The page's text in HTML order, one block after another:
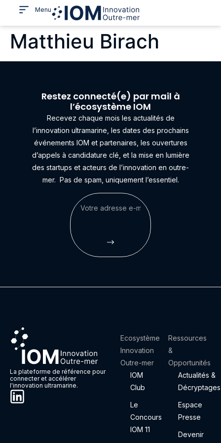
Menu
Matthieu Birach
Restez connecté(e) par mail à
l’écosystème IOM
Recevez chaque mois les actualités de
l’innovation ultramarine, les dates des prochains
événements IOM et partenaires, les ouvertures
d’appels à candidature clé, et la mise en lumière
des startups et acteurs de l’innovation en outre-
mer. Pas de spam, uniquement l’essentiel.
La plateforme de référence pour
connecter et accélérer
l'innovation ultramarine.
Ecosystème
Innovation
Outre-mer
IOM
Club
Le
Concours
IOM 11
Ressources
&
Opportunités
Actualités &
Décryptages
Espace
Presse
Devenir